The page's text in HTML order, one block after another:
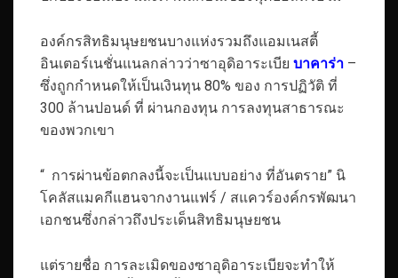
องค์กรสิทธิมนุษยชนบางแห่งรวมถึงแอมเนสตี้
อินเตอร์เนชั่นแนลกล่าวว่าซาอุดิอาระเบีย บาคาร่า –
ซึ่งถูกกำหนดให้เป็นเงินทุน 80% ของ การปฏิวัติ ที่
300 ล้านปอนด์ ที่ ผ่านกองทุน การลงทุนสาธารณะ
ของพวกเขา
“ การผ่านข้อตกลงนี้จะเป็นแบบอย่าง ที่อันตราย” นิ
โคลัสแมคกีแฮนจากงานแฟร์ / สแควร์องค์กรพัฒนา
เอกชนซึ่งกล่าวถึงประเด็นสิทธิมนุษยชน
แต่รายชื่อ การละเมิดของซาอุดิอาระเบียจะทำให้